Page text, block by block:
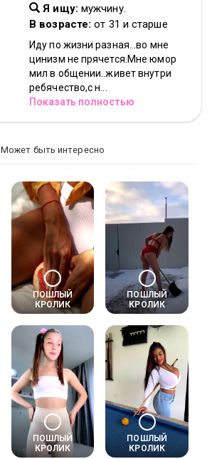
Я ищу: мужчину.
В возрасте: от 31 и старше
Иду по жизни разная...во мне
цинизм не прячется.Мне юмор
мил в общении..живет внутри
ребячество,с н...
Показать полностью
Может быть интересно
ПОШЛЫЙ
КРОЛИК
ПОШЛЫЙ
КРОЛИК
ПОШЛЫЙ
КРОЛИК
ПОШЛЫЙ
КРОЛИК